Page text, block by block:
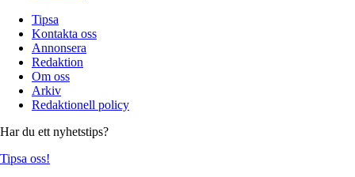
Tipsa
Kontakta oss
Annonsera
Redaktion
Om oss
Arkiv
Redaktionell policy
Har du ett nyhetstips?
Tipsa oss!